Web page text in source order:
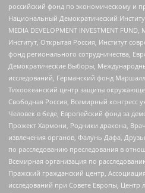
российский фонд по экономическому и
Национальный Демократический
MEDIA DEVELOPMENT INVESTMENT
Институт, Открытая Россия, Институт
фонд регионального сотрудничества,
Демократические Выборы,
исследований, Германский фонд
Тихоокеанский центр защиты
Свободная Россия, Всемирный конгресс
Человек в беде, Европейский фонд за
Прожект Хармони, Родники дракона,
извлечения органов, Фалунь Дафа,
по расследованию преследования в
Всемирная организация по
Пражский гражданский центр,
исследований при Совете Европы, Центр